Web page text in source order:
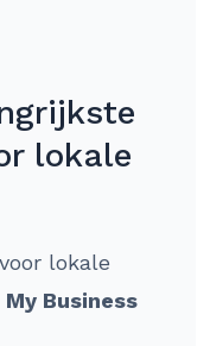
lokale
lokale
My Business